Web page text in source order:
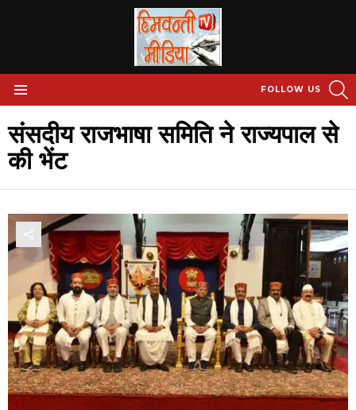
FOLLOW US
संसदीय राजभाषा समिति ने राज्यपाल से
की भेंट